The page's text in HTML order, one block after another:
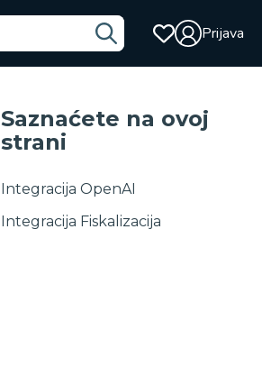
Prijava
Saznaćete na ovoj
strani
Integracija OpenAI
Integracija Fiskalizacija